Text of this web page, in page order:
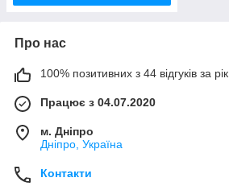
Про нас
100% позитивних з 44 відгуків за рік
Працює з 04.07.2020
м. Дніпро
Дніпро, Україна
Контакти